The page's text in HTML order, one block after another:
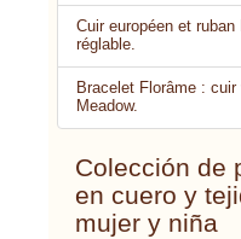
Cuir européen et
réglable.
Bracelet Florâme :
Meadow.
Colección de
en cuero y
mujer y niña